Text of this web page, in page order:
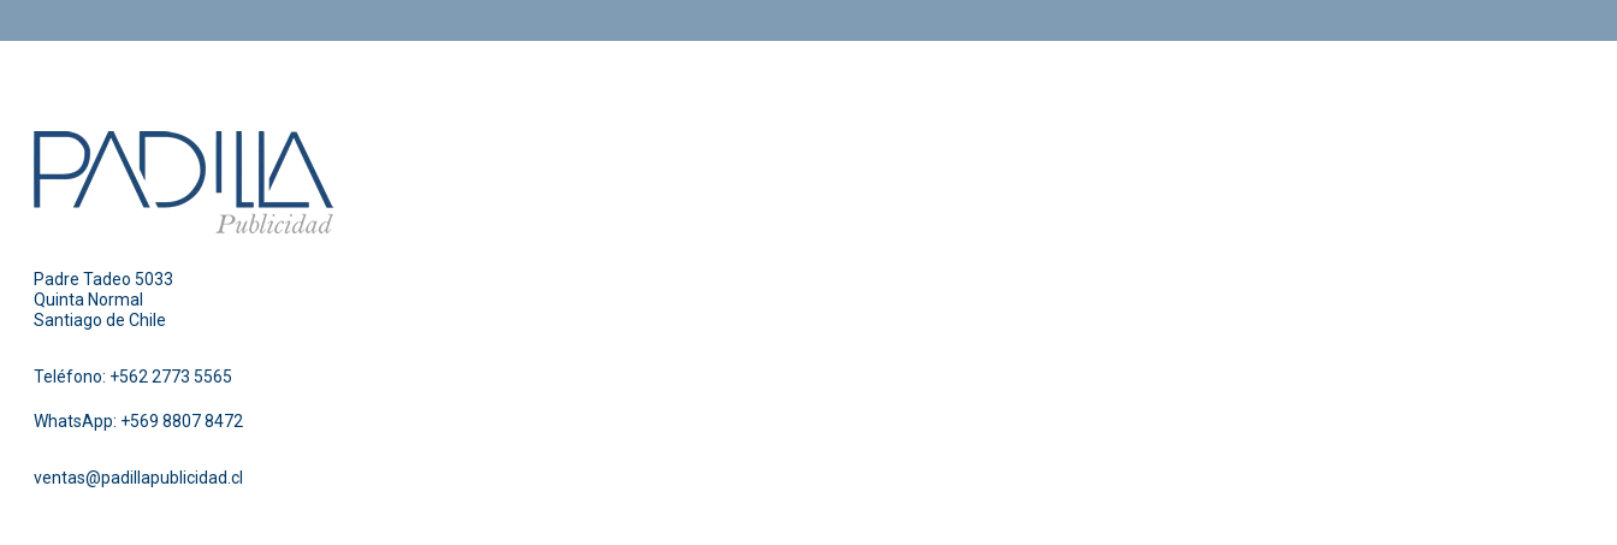
Padre Tadeo 5033
Quinta Normal
Santiago de Chile
Teléfono: +562 2773 5565
WhatsApp: +569 8807 8472
ventas@padillapublicidad.cl